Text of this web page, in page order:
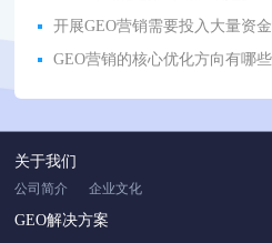
开展GEO营销需要投入大量资
GEO营销的核心优化方向有哪
关于我们
公司简介 企业文化
GEO解决方案